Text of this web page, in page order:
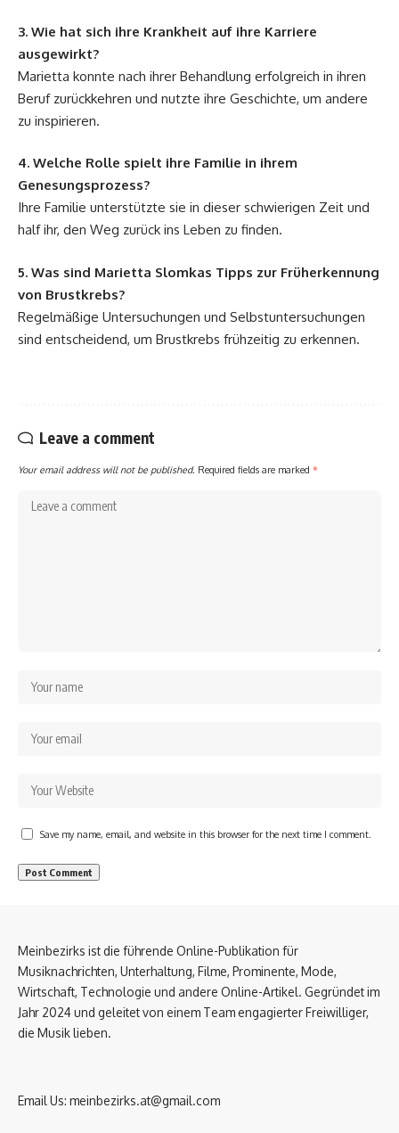
3. Wie hat sich ihre Krankheit auf ihre Karriere
ausgewirkt?
Marietta konnte nach ihrer Behandlung erfolgreich in ihren
Beruf zurückkehren und nutzte ihre Geschichte, um andere
zu inspirieren.
4. Welche Rolle spielt ihre Familie in ihrem
Genesungsprozess?
Ihre Familie unterstützte sie in dieser schwierigen Zeit und
half ihr, den Weg zurück ins Leben zu finden.
5. Was sind Marietta Slomkas Tipps zur Früherkennung
von Brustkrebs?
Regelmäßige Untersuchungen und Selbstuntersuchungen
sind entscheidend, um Brustkrebs frühzeitig zu erkennen.
Leave a comment
Your email address will not be published. Required fields are marked *
Save my name, email, and website in this browser for the next time I comment.
Meinbezirks ist die führende Online-Publikation für
Musiknachrichten, Unterhaltung, Filme, Prominente, Mode,
Wirtschaft, Technologie und andere Online-Artikel. Gegründet im
Jahr 2024 und geleitet von einem Team engagierter Freiwilliger,
die Musik lieben.
Email Us: meinbezirks.at@gmail.com